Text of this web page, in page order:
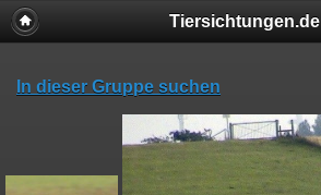
Tiersichtungen.de
In dieser Gruppe suchen